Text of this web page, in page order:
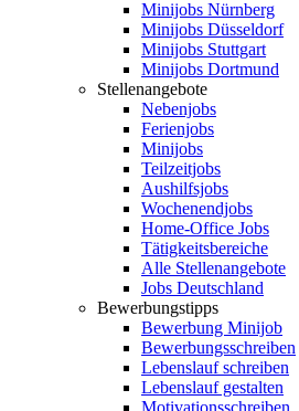
Minijobs Nürnberg
Minijobs Düsseldorf
Minijobs Stuttgart
Minijobs Dortmund
Stellenangebote
Nebenjobs
Ferienjobs
Minijobs
Teilzeitjobs
Aushilfsjobs
Wochenendjobs
Home-Office Jobs
Tätigkeitsbereiche
Alle Stellenangebote
Jobs Deutschland
Bewerbungstipps
Bewerbung Minijob
Bewerbungsschreiben
Lebenslauf schreiben
Lebenslauf gestalten
Motivationsschreiben